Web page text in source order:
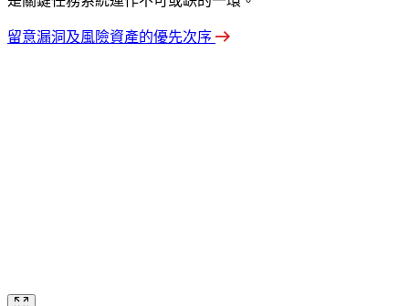
留意漏洞及風險資產的優先次序